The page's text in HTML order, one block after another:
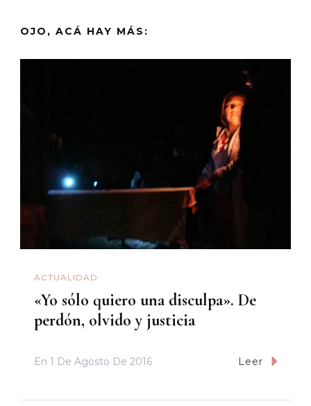
OJO, ACÁ HAY MÁS:
ACTUALIDAD
«Yo sólo quiero una disculpa». De
perdón, olvido y justicia
En 1 De Agosto De 2016 Leer